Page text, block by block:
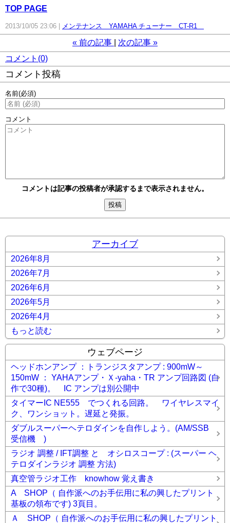
TOP PAGE
2013/10/05 23:06 メンテナンス YAMAHA チューナー CT-R1
« 前の記事 次の記事 »
コメント(0)
コメント投稿
名前(必須)
コメント
コメントは記事の投稿者が承認するまで表示されません。
アーカイブ
2026年8月
2026年7月
2026年6月
2026年5月
2026年4月
もっと読む
ウェブページ
ヘッドホンアンプ ：トランジスタアンプ : 900mW～
150mW ： YAHAアンプ・Ｘ-yaha・TR アンプ回路図 (自
作で30種)。 IC アンプは別公開中
タイマーIC NE555 でつくれる回路。 ワイヤレスマイ
ク、ワンショット。遅延と発振。
ダブルスーパーヘテロダインを自作しよう。(AM/SSB
受信機 )
ラジオ 調整 / IFT調整 と オシロスコープ : (スーパー ヘ
テロダインラジオ 調整 方法)
真空管ラジオ工作 knowhow 覚え書き
A SHOP（ 自作派へのお手伝用に私の興したプリント
基板の領布です) 3頁目。
Ａ SHOP（ 自作派へのお手伝用に私の興したプリント